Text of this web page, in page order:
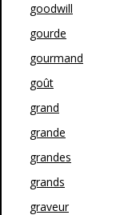
goodwill
gourde
gourmand
goût
grand
grande
grandes
grands
graveur